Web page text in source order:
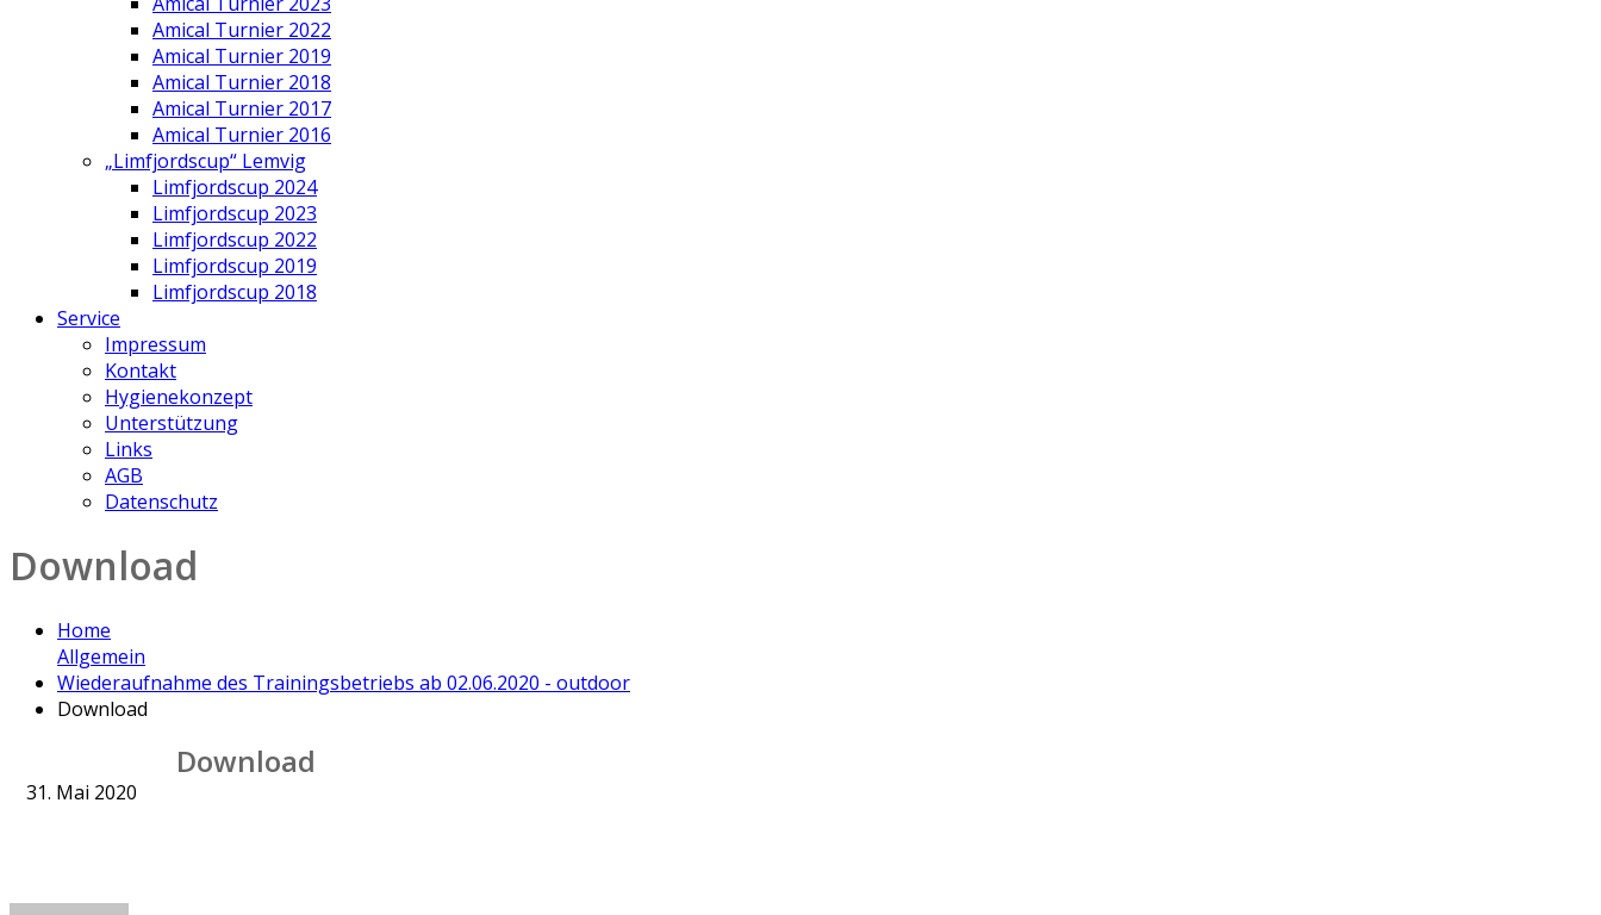
Amical Turnier 2022
Amical Turnier 2019
Amical Turnier 2018
Amical Turnier 2017
Amical Turnier 2016
„Limfjordscup“ Lemvig
Limfjordscup 2024
Limfjordscup 2023
Limfjordscup 2022
Limfjordscup 2019
Limfjordscup 2018
Service
Impressum
Kontakt
Hygienekonzept
Unterstützung
Links
AGB
Datenschutz
Download
Home
Allgemein
Wiederaufnahme des Trainingsbetriebs ab 02.06.2020 - outdoor
Download
31. Mai 2020
Download